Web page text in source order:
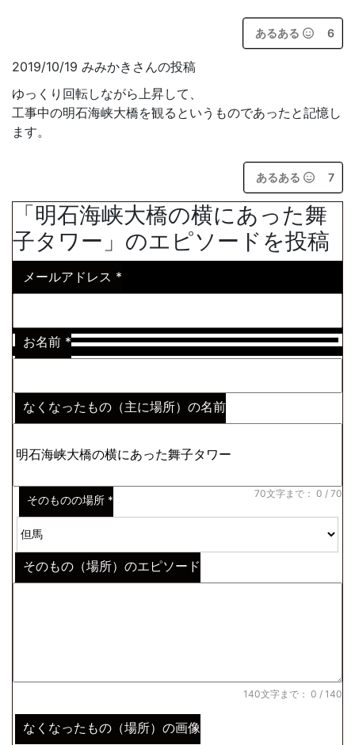
あるある 6
2019/10/19 みみかきさんの投稿
ゆっくり回転しながら上昇して、
工事中の明石海峡大橋を観るというものであったと記憶し
ます。
あるある 7
「明石海峡大橋の横にあった舞
子タワー」のエピソードを投稿
メールアドレス *
お名前 *
なくなったもの（主に場所）の名前
70文字まで： 0 / 70
そのものの場所 *
そのもの（場所）のエピソード
140文字まで： 0 / 140
なくなったもの（場所）の画像